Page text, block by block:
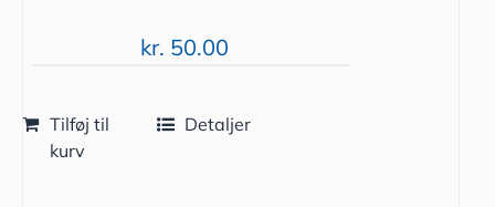
kr. 50.00
Tilføj til
kurv
Detaljer